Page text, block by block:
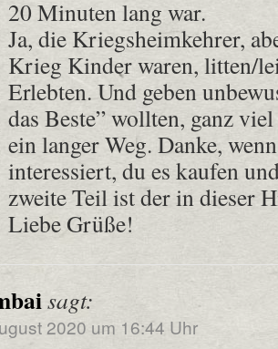
20 Minuten lang war.
Ja, die Kriegsheimkehrer,
Krieg Kinder waren, litten/
Erlebten. Und geben
das Beste” wollten, ganz
ein langer Weg. Danke,
interessiert, du es kaufen
zweite Teil ist der in dieser
Liebe Grüße!
sagt:
2020 um 16:44 Uhr